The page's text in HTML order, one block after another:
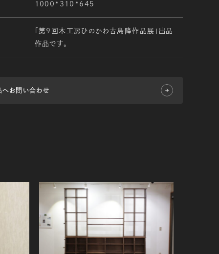
1000*310*645
「第9回木工房ひのかわ古島隆作品展」出品
作品です。
へお問い合わせ